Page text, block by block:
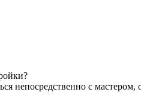
непосредственно с мастером,